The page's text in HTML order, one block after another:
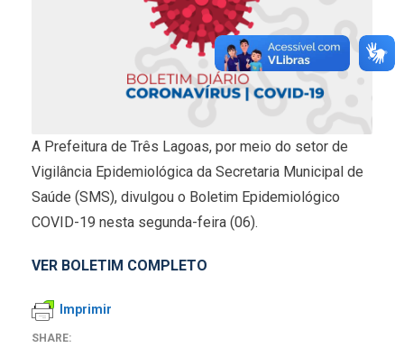
A Prefeitura de Três Lagoas, por meio do setor de
Vigilância Epidemiológica da Secretaria Municipal de
Saúde (SMS), divulgou o Boletim Epidemiológico
COVID-19 nesta segunda-feira (06).
VER BOLETIM COMPLETO
Imprimir